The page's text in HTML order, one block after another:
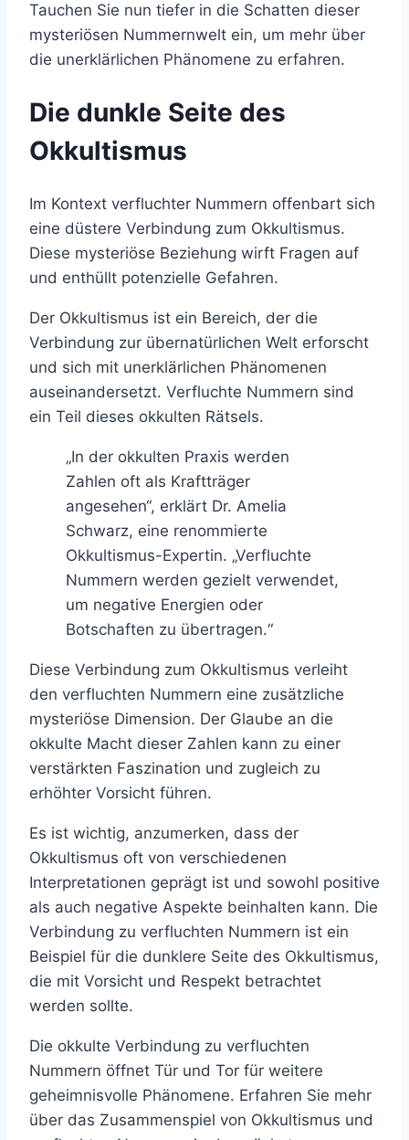
Tauchen Sie nun tiefer in die Schatten dieser
mysteriösen Nummernwelt ein, um mehr über
die unerklärlichen Phänomene zu erfahren.
Die dunkle Seite des
Okkultismus
Im Kontext verfluchter Nummern offenbart sich
eine düstere Verbindung zum Okkultismus.
Diese mysteriöse Beziehung wirft Fragen auf
und enthüllt potenzielle Gefahren.
Der Okkultismus ist ein Bereich, der die
Verbindung zur übernatürlichen Welt erforscht
und sich mit unerklärlichen Phänomenen
auseinandersetzt. Verfluchte Nummern sind
ein Teil dieses okkulten Rätsels.
„In der okkulten Praxis werden
Zahlen oft als Kraftträger
angesehen“, erklärt Dr. Amelia
Schwarz, eine renommierte
Okkultismus-Expertin. „Verfluchte
Nummern werden gezielt verwendet,
um negative Energien oder
Botschaften zu übertragen.“
Diese Verbindung zum Okkultismus verleiht
den verfluchten Nummern eine zusätzliche
mysteriöse Dimension. Der Glaube an die
okkulte Macht dieser Zahlen kann zu einer
verstärkten Faszination und zugleich zu
erhöhter Vorsicht führen.
Es ist wichtig, anzumerken, dass der
Okkultismus oft von verschiedenen
Interpretationen geprägt ist und sowohl positive
als auch negative Aspekte beinhalten kann. Die
Verbindung zu verfluchten Nummern ist ein
Beispiel für die dunklere Seite des Okkultismus,
die mit Vorsicht und Respekt betrachtet
werden sollte.
Die okkulte Verbindung zu verfluchten
Nummern öffnet Tür und Tor für weitere
geheimnisvolle Phänomene. Erfahren Sie mehr
über das Zusammenspiel von Okkultismus und